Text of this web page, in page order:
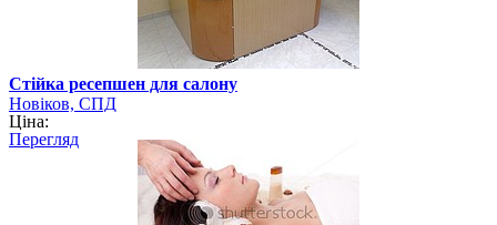
Стійка ресепшен для салону
Новіков, СПД
Ціна:
Перегляд